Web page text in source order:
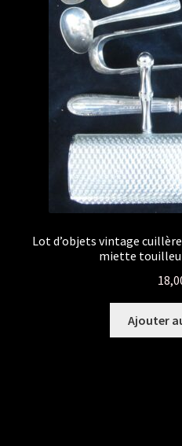
Lot d’objets vintage
miette
Ajouter